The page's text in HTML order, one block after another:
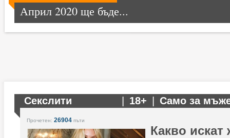
Април 2020 ще бъде...
Секслити 18+ Само за
Прочетен: 26904 пъти
Какво искат